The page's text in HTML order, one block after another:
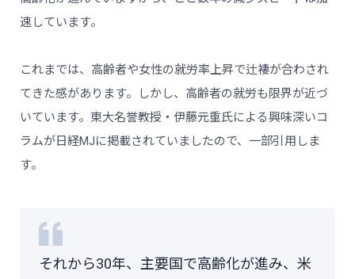
速しています。
これまでは、高齢者や女性の就労率上昇で辻褄が合わされ
てきた感があります。しかし、高齢者の就労も限界が近づ
いています。東大名誉教授・伊藤元重氏による興味深いコ
ラムが日経MJに掲載されていましたので、一部引用しま
す。
それから30年、主要国で高齢化が進み、米